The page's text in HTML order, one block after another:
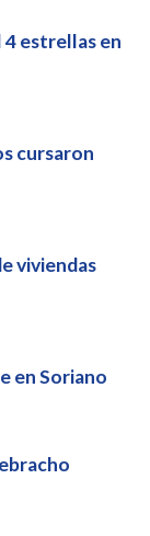
estrellas en
cursaron
viviendas
en Soriano